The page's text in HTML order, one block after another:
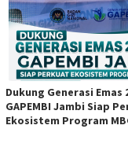
Dukung Generasi Emas
GAPEMBI Jambi Siap
Ekosistem Program